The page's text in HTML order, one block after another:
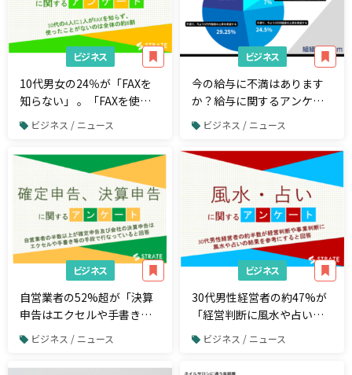
ビジネス
10代男女の24％が「FAXを
知らない」 。「FAXを使っ
たことがない」は全体の約8
割【FAXに関するアンケー
ト】
ビジネス / ニュース
ビジネス
今の給与に不満はあります
か？給与に関するアンケー
トで、正社員の約53%が5万
円以上の給与アップを希
望！
ビジネス / ニュース
ビジネス
自営業者の52%超が「決算
申告はエクセルや手書き等
で行なっている」と回答
【確定申告、決算申告に関
するアンケート】
ビジネス / ニュース
ビジネス
30代男性経営者の約47%が
「経営判断に風水や占いの
結果を参考にする」と回答
【経営者へのアンケート】
ビジネス / ニュース